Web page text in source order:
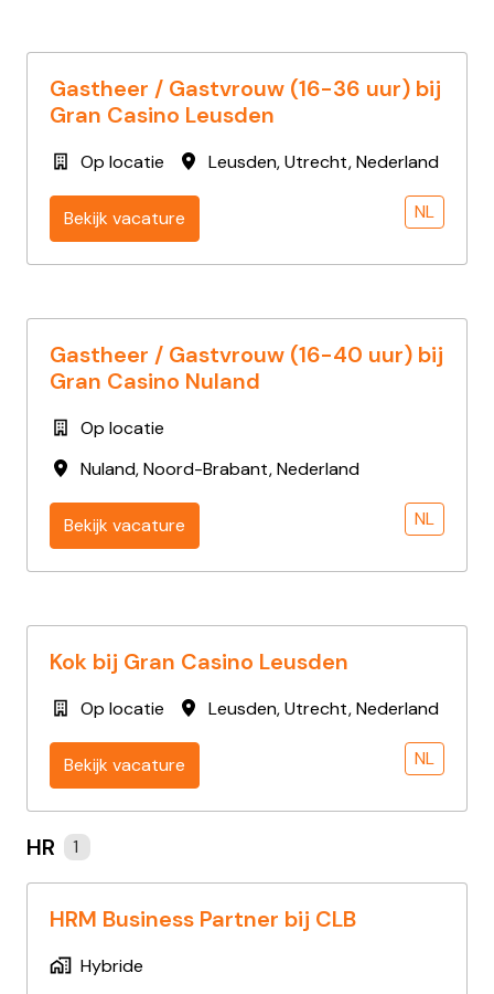
Gastheer / Gastvrouw (16-36 uur) bij
Gran Casino Leusden
Op locatie Leusden,Utrecht,Nederland
Bekijk vacature NL
Gastheer / Gastvrouw (16-40 uur) bij
Gran Casino Nuland
Op locatie
Nuland,Noord-Brabant,Nederland
Bekijk vacature NL
Kok bij Gran Casino Leusden
Op locatie Leusden,Utrecht,Nederland
Bekijk vacature NL
HR 1
HRM Business Partner bij CLB
Hybride